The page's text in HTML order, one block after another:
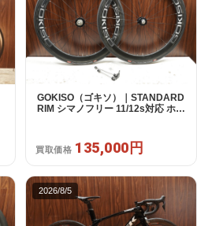
GOKISO（ゴキソ）｜STANDARD
RIM シマノフリー 11/12s対応 ホイ
買取価格 135,000円
2026/8/5